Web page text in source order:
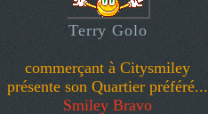
Terry Golo
commerçant à Citysmiley
présente son Quartier préféré...
Smiley Bravo